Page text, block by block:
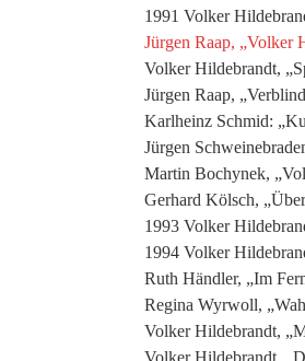
1991 Volker
Jürgen Raap, „Volker
Volker Hildebrandt,
Jürgen Raap,
Karlheinz Schmid:
Jürgen
Martin Bochynek,
Gerhard Kölsch,
1993 Volker
1994 Volker
Ruth Händler, „Im
Regina Wyrwoll,
Volker Hildebrandt,
Volker Hildebrandt,